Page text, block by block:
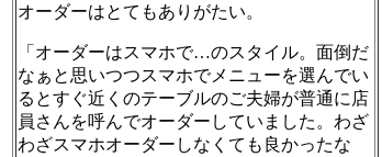
オーダーはとてもありがたい。
「オーダーはスマホで…のスタイル。面倒だ
なぁと思いつつスマホでメニューを選んでい
るとすぐ近くのテーブルのご夫婦が普通に店
員さんを呼んでオーダーしていました。わざ
わざスマホオーダーしなくても良かったな